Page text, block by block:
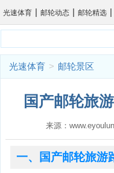
光速体育 | 邮轮动态 | 邮轮精选 |
光速体育 > 邮轮景区
国产邮轮旅
来源：
一、国产邮轮旅游